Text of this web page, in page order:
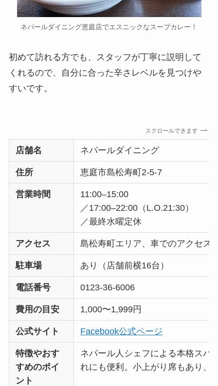
ネパールダイニング恵庭店でエスニックなスープカレー！
初めて訪れる方でも、スタッフが丁寧に説明して
くれるので、自分に合った辛さレベルを見つけや
すいです。
スクロールできます
店舗名 ネパールダイニング
住所 恵庭市島松寿町2-5-7
営業時間
11:00–15:00
／17:00–22:00（L.O.21:30）
／最終水曜定休
アクセス 島松寿町エリア、車でのアクセス
駐車場 あり（店舗前横16台）
電話番号 0123-36-6006
費用の目安 1,000〜1,999円
公式サイト Facebook公式ページ
特徴やおす
すめのポイ
ント
ネパール人シェフによる本格スパ
れにも便利。小上がり席もあり、